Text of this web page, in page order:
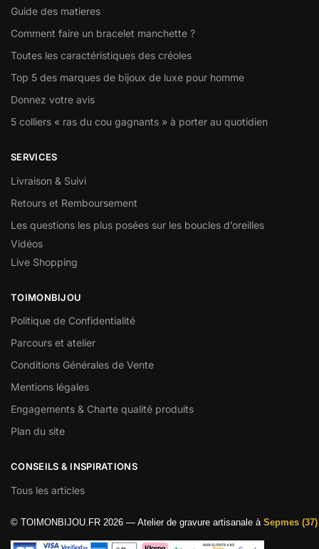
Guide des matieres
Comment faire un bracelet manchette ?
Toutes les caractéristiques des créoles
Top 5 des marques de bijoux de luxe pour homme
Donnez votre avis
5 colliers « ras du cou gagnants » à porter au quotidien
SERVICES
Livraison & Suivi
Retours et Remboursement
Les questions les plus posées sur les boucles d’oreilles
Vidéos
Live Shopping
TOIMONBIJOU
Politique de Confidentialité
Parcours et atelier
Conditions Générales de Vente
Mentions légales
Engagements & Charte qualité produits
Plan du site
CONSEILS & INSPIRATIONS
Tous les articles
© TOIMONBIJOU.FR 2026 — Atelier de gravure artisanale à Sepmes (37)